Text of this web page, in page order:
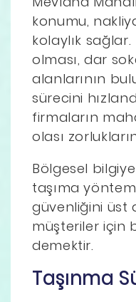
konumu,
kolaylık sağlar.
olması, dar
alanlarının
sürecini
firmaların
olası
Bölgesel
taşıma
güvenliğini üst
müşteriler için
demektir.
Taşınma